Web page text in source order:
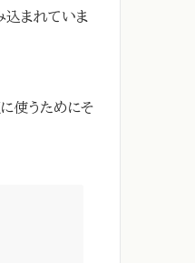
込まれていま
使うためにそ